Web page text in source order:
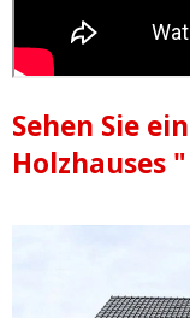
Sehen Sie
Holzhauses